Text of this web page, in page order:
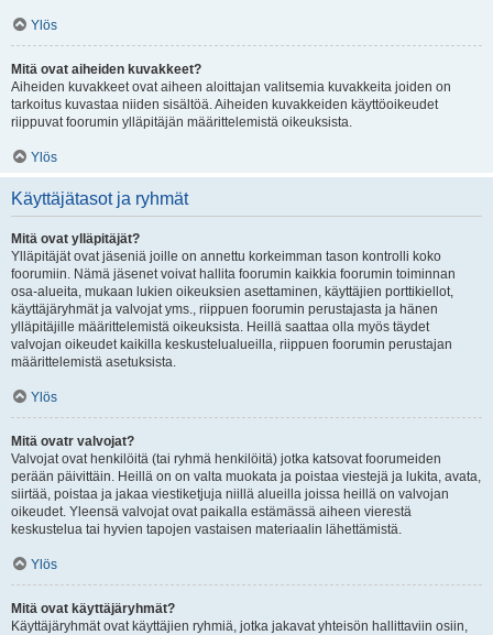
Ylös
Mitä ovat aiheiden kuvakkeet?
Aiheiden kuvakkeet ovat aiheen aloittajan valitsemia kuvakkeita joiden on
tarkoitus kuvastaa niiden sisältöä. Aiheiden kuvakkeiden käyttöoikeudet
riippuvat foorumin ylläpitäjän määrittelemistä oikeuksista.
Ylös
Käyttäjätasot ja ryhmät
Mitä ovat ylläpitäjät?
Ylläpitäjät ovat jäseniä joille on annettu korkeimman tason kontrolli koko
foorumiin. Nämä jäsenet voivat hallita foorumin kaikkia foorumin toiminnan
osa-alueita, mukaan lukien oikeuksien asettaminen, käyttäjien porttikiellot,
käyttäjäryhmät ja valvojat yms., riippuen foorumin perustajasta ja hänen
ylläpitäjille määrittelemistä oikeuksista. Heillä saattaa olla myös täydet
valvojan oikeudet kaikilla keskustelualueilla, riippuen foorumin perustajan
määrittelemistä asetuksista.
Ylös
Mitä ovatr valvojat?
Valvojat ovat henkilöitä (tai ryhmä henkilöitä) jotka katsovat foorumeiden
perään päivittäin. Heillä on on valta muokata ja poistaa viestejä ja lukita, avata,
siirtää, poistaa ja jakaa viestiketjuja niillä alueilla joissa heillä on valvojan
oikeudet. Yleensä valvojat ovat paikalla estämässä aiheen vierestä
keskustelua tai hyvien tapojen vastaisen materiaalin lähettämistä.
Ylös
Mitä ovat käyttäjäryhmät?
Käyttäjäryhmät ovat käyttäjien ryhmiä, jotka jakavat yhteisön hallittaviin osiin,